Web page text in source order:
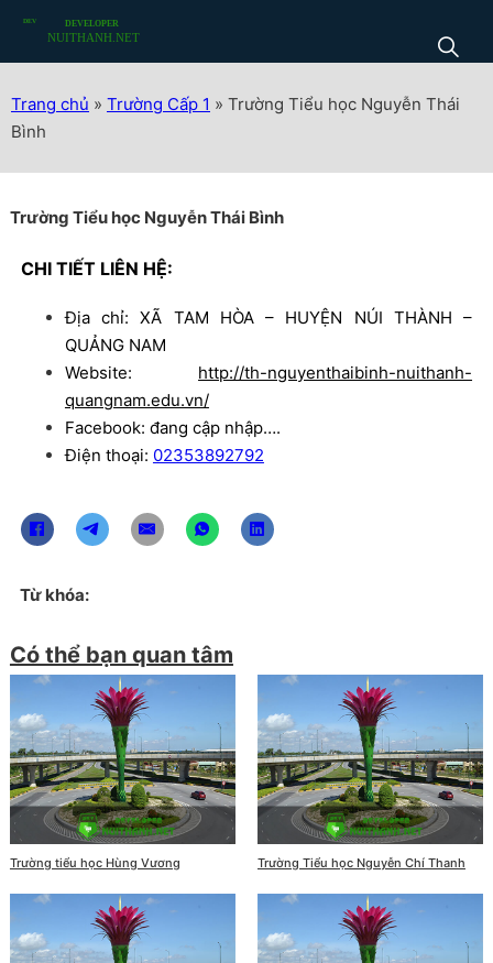
Trang chủ » Trường Cấp 1 » Trường Tiểu học Nguyễn Thái
Bình
Trường Tiểu học Nguyễn Thái Bình
CHI TIẾT LIÊN HỆ:
Địa chỉ: XÃ TAM HÒA – HUYỆN NÚI THÀNH –
QUẢNG NAM
Website: http://th-nguyenthaibinh-nuithanh-
quangnam.edu.vn/
Facebook: đang cập nhập….
Điện thoại: 02353892792
Từ khóa:
Có thể bạn quan tâm
Trường tiểu học Hùng Vương Trường Tiểu học Nguyễn Chí Thanh